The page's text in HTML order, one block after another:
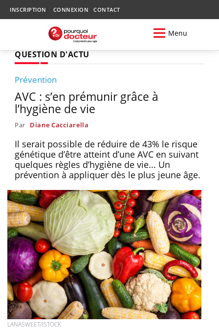
INSCRIPTION CONNEXION CONTACT
Menu
QUESTION D'ACTU
Prévention
AVC : s’en prémunir grâce à
l’hygiène de vie
Par Diane Cacciarella
Il serait possible de réduire de 43% le risque
génétique d’être atteint d’une AVC en suivant
quelques règles d’hygiène de vie... Un
prévention à appliquer dès le plus jeune âge.
LANASWEET/ISTOCK